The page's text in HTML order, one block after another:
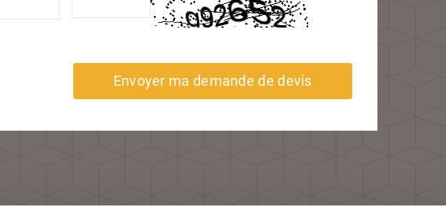
Envoyer ma demande de devis